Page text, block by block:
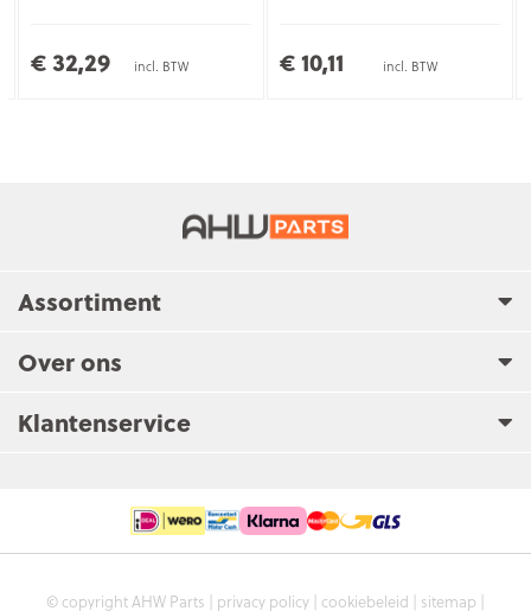
€ 32,29 incl. BTW € 10,11 incl. BTW
Assortiment
Over ons
Klantenservice
© copyright AHW Parts | privacy policy | cookiebeleid | sitemap |